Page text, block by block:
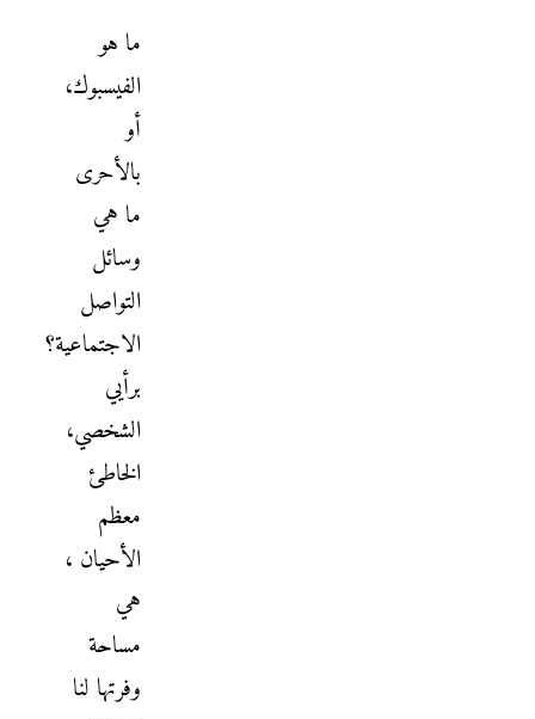
ما هو
الفيسبوك،
أو
بالأحرى
ما هي
وسائل
التواصل
الاجتماعية؟
برأيي
الشخصي،
الخاطئ
معظم
الأحيان ،
هي
مساحة
وفرتها لنا